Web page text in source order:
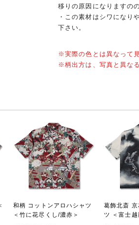
移りの原因になりますの
・この素材はシワになり
下さい。
※実際の色とは異なって
※柄出方は、写真と異な
和柄 コットンアロハシャツ
＜竹に花尽くし/濃赤＞
葛飾北斎 京
ツ ＜富士越